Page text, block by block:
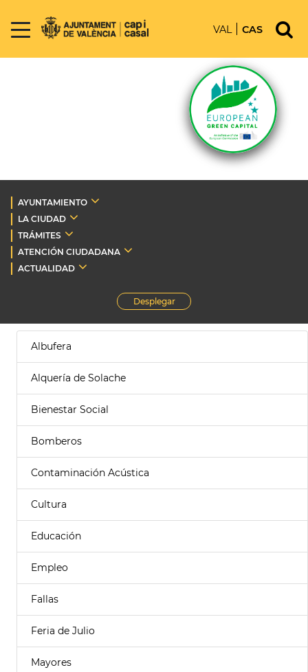
VAL CAS
AYUNTAMIENTO
LA CIUDAD
TRÁMITES
ATENCIÓN CIUDADANA
ACTUALIDAD
Desplegar
Albufera
Alquería de Solache
Bienestar Social
Bomberos
Contaminación Acústica
Cultura
Educación
Empleo
Fallas
Feria de Julio
Mayores